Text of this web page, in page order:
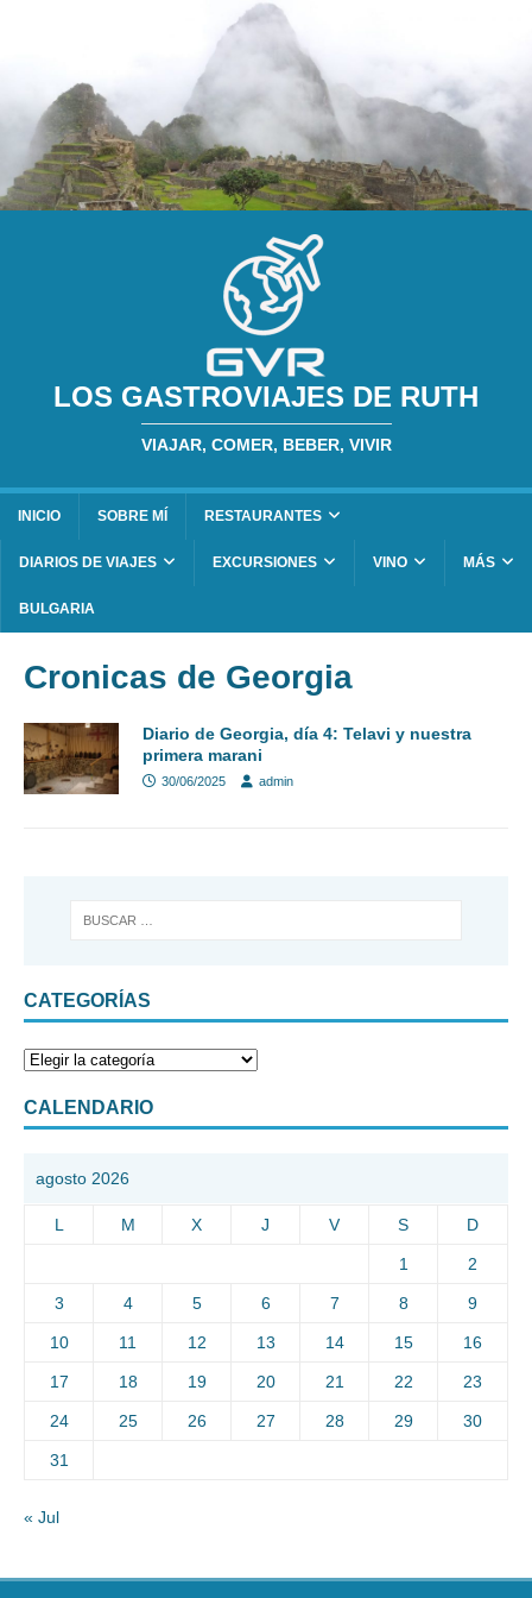
LOS GASTROVIAJES DE RUTH
VIAJAR, COMER, BEBER, VIVIR
INICIO SOBRE MÍ RESTAURANTES
DIARIOS DE VIAJES EXCURSIONES VINO MÁS
BULGARIA
Cronicas de Georgia
Diario de Georgia, día 4: Telavi y nuestra
primera marani
30/06/2025 admin
CATEGORÍAS
CALENDARIO
agosto 2026
L M X J V S D
1 2
3 4 5 6 7 8 9
10 11 12 13 14 15 16
17 18 19 20 21 22 23
24 25 26 27 28 29 30
31
« Jul